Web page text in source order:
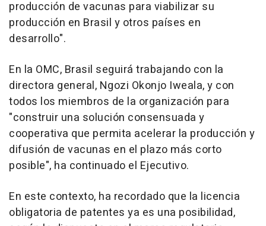
producción de vacunas para viabilizar su
producción en Brasil y otros países en
desarrollo".
En la OMC, Brasil seguirá trabajando con la
directora general, Ngozi Okonjo Iweala, y con
todos los miembros de la organización para
"construir una solución consensuada y
cooperativa que permita acelerar la producción y
difusión de vacunas en el plazo más corto
posible", ha continuado el Ejecutivo.
En este contexto, ha recordado que la licencia
obligatoria de patentes ya es una posibilidad,